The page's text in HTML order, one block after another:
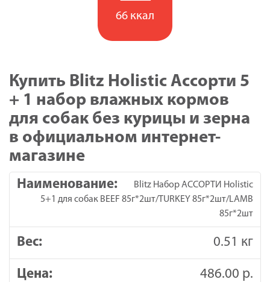
66 ккал
Купить Blitz Holistic Ассорти 5
+ 1 набор влажных кормов
для собак без курицы и зерна
в официальном интернет-
магазине
Blitz Набор АССОРТИ Holistic
5+1 для собак BEEF 85г*2шт/TURKEY 85г*2шт/LAMB
85г*2шт
0.51 кг
486.00 р.